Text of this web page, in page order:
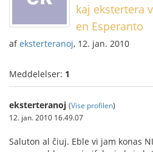
kaj ekstertera
en Esperanto
afeksterteranoj, 12. jan. 2010
Meddelelser: 1
eksterteranoj (Vise profilen)
12. jan. 2010 16.49.07
Saluton al ĉiuj. Eble vi jam konas